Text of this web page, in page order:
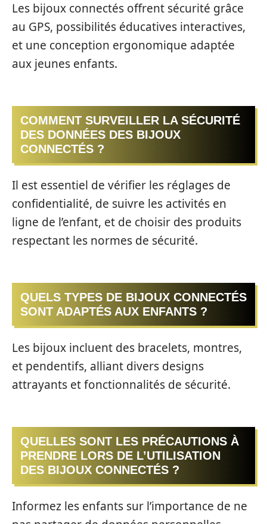
Les bijoux connectés offrent sécurité grâce
au GPS, possibilités éducatives interactives,
et une conception ergonomique adaptée
aux jeunes enfants.
COMMENT SURVEILLER LA SÉCURITÉ
DES DONNÉES DES BIJOUX
CONNECTÉS ?
Il est essentiel de vérifier les réglages de
confidentialité, de suivre les activités en
ligne de l’enfant, et de choisir des produits
respectant les normes de sécurité.
QUELS TYPES DE BIJOUX CONNECTÉS
SONT ADAPTÉS AUX ENFANTS ?
Les bijoux incluent des bracelets, montres,
et pendentifs, alliant divers designs
attrayants et fonctionnalités de sécurité.
QUELLES SONT LES PRÉCAUTIONS À
PRENDRE LORS DE L’UTILISATION
DES BIJOUX CONNECTÉS ?
Informez les enfants sur l’importance de ne